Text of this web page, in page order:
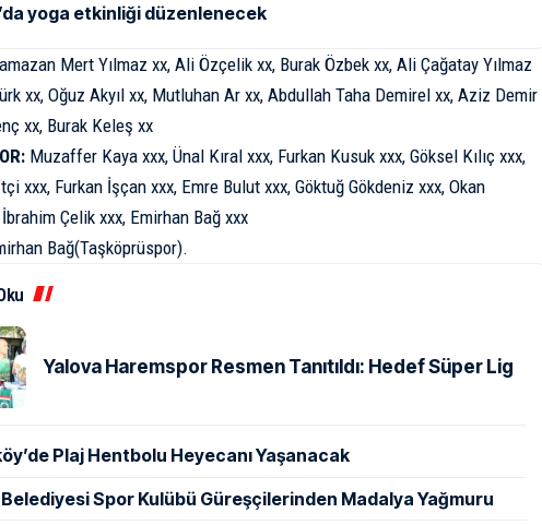
yoga etkinliği düzenlenecek
Mert Yılmaz xx, Ali Özçelik xx, Burak Özbek xx, Ali Çağatay Yılmaz
xx, Oğuz Akyıl xx, Mutluhan Ar xx, Abdullah Taha Demirel xx, Aziz Demir
xx, Burak Keleş xx
Muzaffer Kaya xxx, Ünal Kıral xxx, Furkan Kusuk xxx, Göksel Kılıç xxx,
xxx, Furkan İşçan xxx, Emre Bulut xxx, Göktuğ Gökdeniz xxx, Okan
Çelik xxx, Emirhan Bağ xxx
Bağ(Taşköprüspor).
Yalova Haremspor Resmen Tanıtıldı: Hedef Süper Lig
Plaj Hentbolu Heyecanı Yaşanacak
Spor Kulübü Güreşçilerinden Madalya Yağmuru